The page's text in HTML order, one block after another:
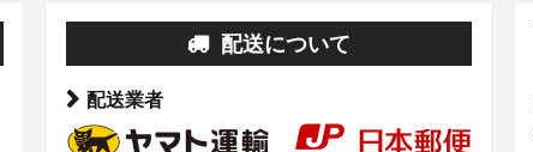
配送について
配送業者